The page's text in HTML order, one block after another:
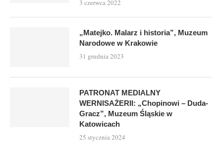
3 czerwca 2022
„Matejko. Malarz i historia”, Muzeum
Narodowe w Krakowie
31 grudnia 2023
PATRONAT MEDIALNY
WERNISAŻERII: „Chopinowi – Duda-
Gracz”, Muzeum Śląskie w
Katowicach
25 stycznia 2024